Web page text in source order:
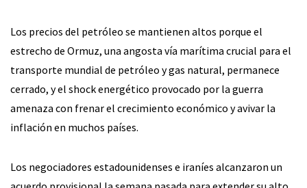
Los precios del petróleo se mantienen altos porque el
estrecho de Ormuz, una angosta vía marítima crucial para el
transporte mundial de petróleo y gas natural, permanece
cerrado, y el shock energético provocado por la guerra
amenaza con frenar el crecimiento económico y avivar la
inflación en muchos países.
Los negociadores estadounidenses e iraníes alcanzaron un